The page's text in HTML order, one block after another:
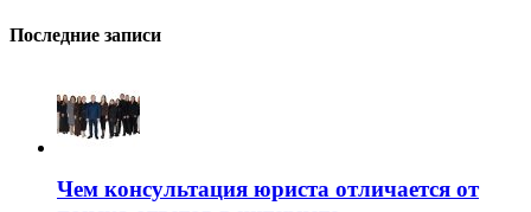
Последние записи
Чем консультация юриста отличается от